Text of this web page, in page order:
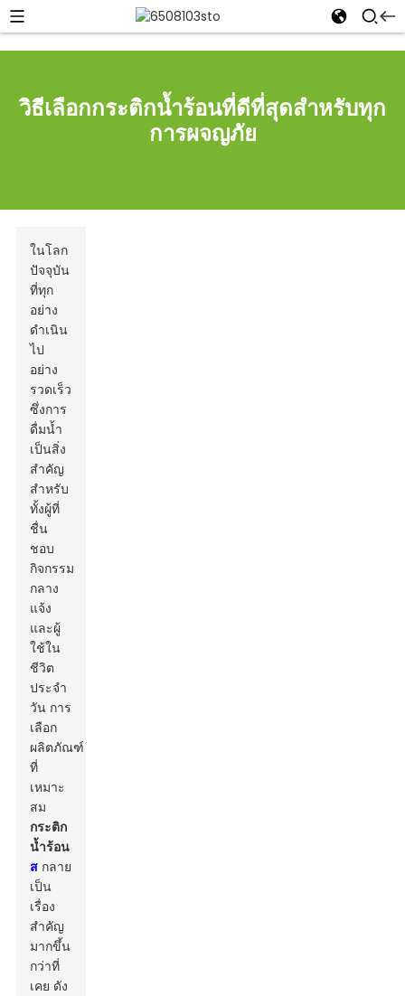
วิธีเลือกกระติกน้ำร้อนที่ดีที่สุดสำหรับทุก
การผจญภัย
ในโลก
ปัจจุบัน
ที่ทุก
อย่าง
ดำเนิน
ไป
อย่าง
รวดเร็ว
ซึ่งการ
ดื่มน้ำ
เป็นสิ่ง
สำคัญ
สำหรับ
ทั้งผู้ที่
ชื่น
ชอบ
กิจกรรม
กลาง
แจ้ง
และผู้
ใช้ใน
ชีวิต
ประจำ
วัน การ
เลือก
ผลิตภัณฑ์
ที่
เหมาะ
สม
กระติก
น้ำร้อน
ส กลาย
เป็น
เรื่อง
สำคัญ
มากขึ้น
กว่าที่
เคย ดัง